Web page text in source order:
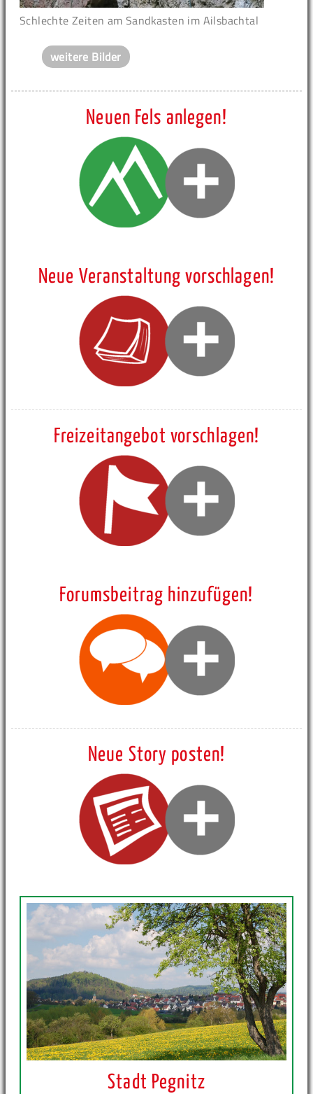
Schlechte Zeiten am Sandkasten im Ailsbachtal
weitere Bilder
Neuen Fels anlegen!
Neue Veranstaltung vorschlagen!
Freizeitangebot vorschlagen!
Forumsbeitrag hinzufügen!
Neue Story posten!
Stadt Pegnitz